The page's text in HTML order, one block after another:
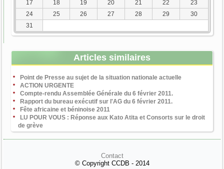
17
18 19 20 21 22
23
24
25 26 27 28 29
30
31
Articles similaires
Point de Presse au sujet de la situation nationale actuelle
ACTION URGENTE
Compte-rendu Assemblée Générale du 6 février 2011.
Rapport du bureau exécutif sur l'AG du 6 février 2011.
Fête africaine et béninoise 2011
LU POUR VOUS : Réponse aux Kato Atita et Consorts sur le droit
de grève
Contact
© Copyright CCDB - 2014